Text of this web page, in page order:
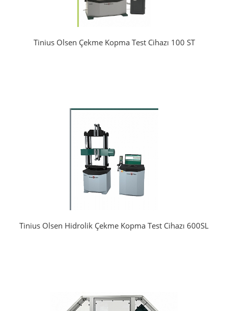
Tinius Olsen Çekme Kopma Test Cihazı 100 ST
Tinius Olsen Hidrolik Çekme Kopma Test Cihazı 600SL